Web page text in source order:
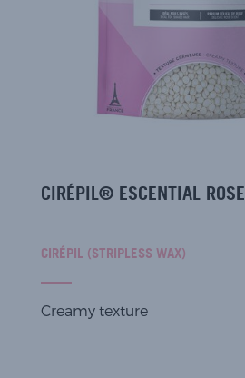
CIRÉPIL® ESCENTIAL ROSE
CIRÉPIL (STRIPLESS WAX)
Creamy texture